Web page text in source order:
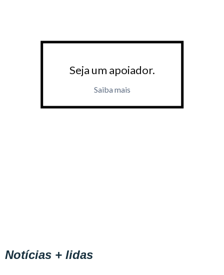
Seja um apoiador.
Saiba mais
Notícias + lidas